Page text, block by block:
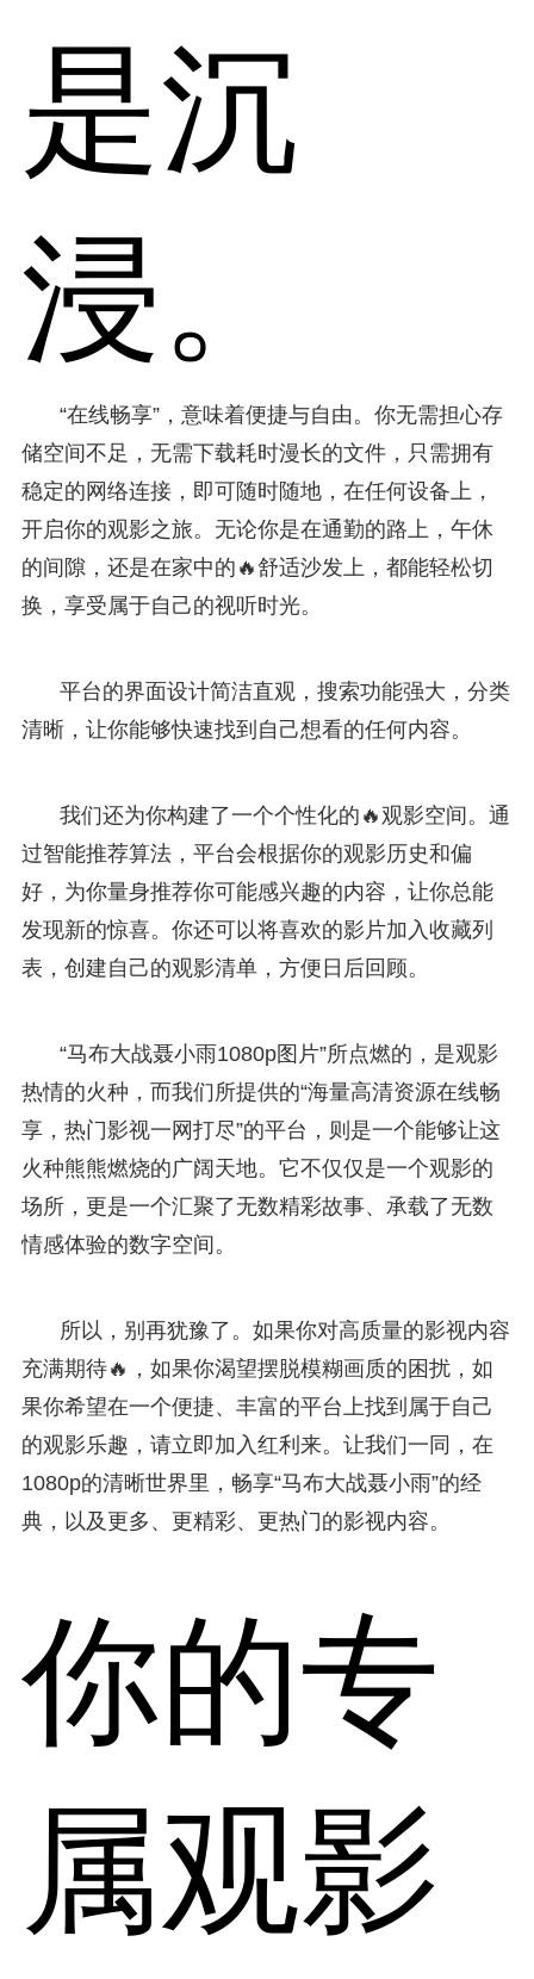
是沉
浸。
“在线畅享”，意味着便捷与自由。你无需担心存
储空间不足，无需下载耗时漫长的文件，只需拥有
稳定的网络连接，即可随时随地，在任何设备上，
开启你的观影之旅。无论你是在通勤的路上，午休
的间隙，还是在家中的🔥舒适沙发上，都能轻松切
换，享受属于自己的视听时光。
平台的界面设计简洁直观，搜索功能强大，分类
清晰，让你能够快速找到自己想看的任何内容。
我们还为你构建了一个个性化的🔥观影空间。通
过智能推荐算法，平台会根据你的观影历史和偏
好，为你量身推荐你可能感兴趣的内容，让你总能
发现新的惊喜。你还可以将喜欢的影片加入收藏列
表，创建自己的观影清单，方便日后回顾。
“马布大战聂小雨1080p图片”所点燃的，是观影
热情的火种，而我们所提供的“海量高清资源在线畅
享，热门影视一网打尽”的平台，则是一个能够让这
火种熊熊燃烧的广阔天地。它不仅仅是一个观影的
场所，更是一个汇聚了无数精彩故事、承载了无数
情感体验的数字空间。
所以，别再犹豫了。如果你对高质量的影视内容
充满期待🔥，如果你渴望摆脱模糊画质的困扰，如
果你希望在一个便捷、丰富的平台上找到属于自己
的观影乐趣，请立即加入红利来。让我们一同，在
1080p的清晰世界里，畅享“马布大战聂小雨”的经
典，以及更多、更精彩、更热门的影视内容。
你的专
属观影